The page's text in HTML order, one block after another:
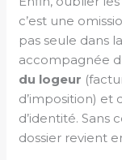
c’est une
pas seule dans
accompagnée
du logeur
d’imposition) et
d’identité. Sans
dossier revient